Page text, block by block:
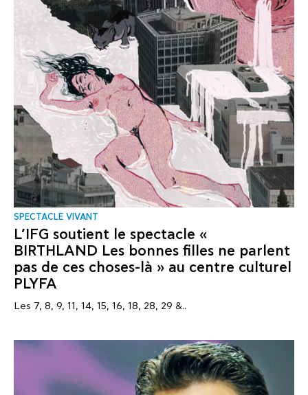
SPECTACLE VIVANT
L’IFG soutient le spectacle «
BIRTHLAND Les bonnes filles ne parlent
pas de ces choses-là » au centre culturel
PLYFA
Les 7, 8, 9, 11, 14, 15, 16, 18, 28, 29 &..